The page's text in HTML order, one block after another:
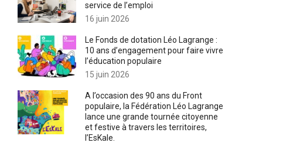
service de l’emploi
16 juin 2026
Le Fonds de dotation Léo Lagrange :
10 ans d’engagement pour faire vivre
l’éducation populaire
15 juin 2026
A l’occasion des 90 ans du Front
populaire, la Fédération Léo Lagrange
lance une grande tournée citoyenne
et festive à travers les territoires,
l’EsKale.